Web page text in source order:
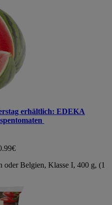
erhältlich: EDEKA
oder Belgien, Klasse I, 400 g, (1